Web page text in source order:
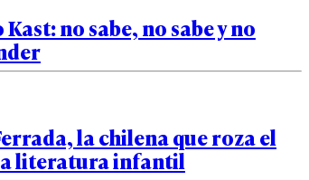
no sabe, no sabe y no
la chilena que roza el
literatura infantil